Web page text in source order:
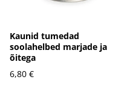
Kaunid tumedad
soolahelbed marjade ja
õitega
6,80 €